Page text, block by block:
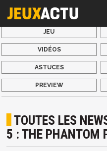
JEU
VIDÉOS
ASTUCES
PREVIEW
TOUTES LES
5 : THE PHANTOM